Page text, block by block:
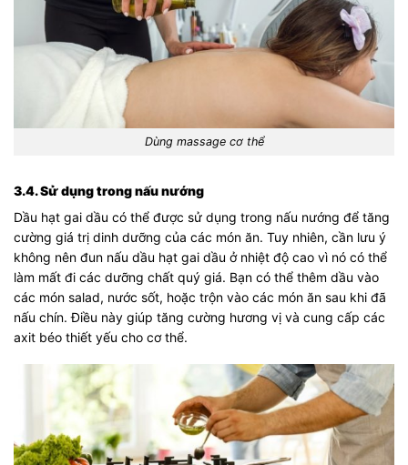
Dùng massage cơ thể
3.4. Sử dụng trong nấu nướng
Dầu hạt gai dầu có thể được sử dụng trong nấu nướng để tăng
cường giá trị dinh dưỡng của các món ăn. Tuy nhiên, cần lưu ý
không nên đun nấu dầu hạt gai dầu ở nhiệt độ cao vì nó có thể
làm mất đi các dưỡng chất quý giá. Bạn có thể thêm dầu vào
các món salad, nước sốt, hoặc trộn vào các món ăn sau khi đã
nấu chín. Điều này giúp tăng cường hương vị và cung cấp các
axit béo thiết yếu cho cơ thể.